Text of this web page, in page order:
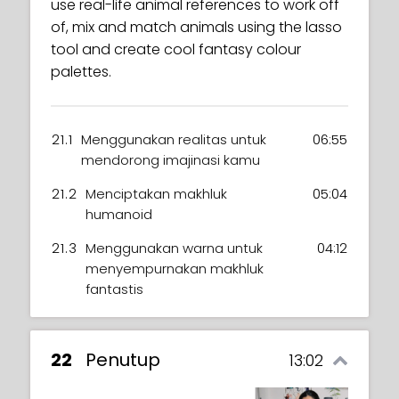
19.3 Apa yang dimaksud dengan
usia lanjut?
05:02
20.2
Merender seorang wanita
yang lebih tua
use real-life animal references to work off
of, mix and match animals using the lasso
tool and create cool fantasy colour
palettes.
21.1 Menggunakan realitas untuk
mendorong imajinasi kamu
06:55
21.2 Menciptakan makhluk
humanoid
05:04
21.3 Menggunakan warna untuk
menyempurnakan makhluk
fantastis
04:12
22 Penutup 13:02